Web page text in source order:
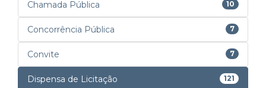
Chamada Pública 10
Concorrência Pública 7
Convite 7
Dispensa de Licitação 121